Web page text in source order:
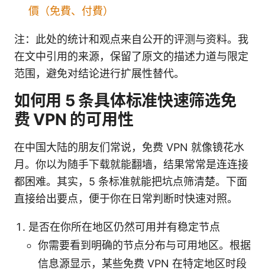
價（免費、付費）
注：此处的统计和观点来自公开的评测与资料。我
在文中引用的来源，保留了原文的描述力道与限定
范围，避免对结论进行扩展性替代。
如何用 5 条具体标准快速筛选免
费 VPN 的可用性
在中国大陆的朋友们常说，免费 VPN 就像镜花水
月。你以为随手下载就能翻墙，结果常常是连连接
都困难。其实，5 条标准就能把坑点筛清楚。下面
直接给出要点，便于你在日常判断时快速对照。
是否在你所在地区仍然可用并有稳定节点
你需要看到明确的节点分布与可用地区。根据
信息源显示，某些免费 VPN 在特定地区时段